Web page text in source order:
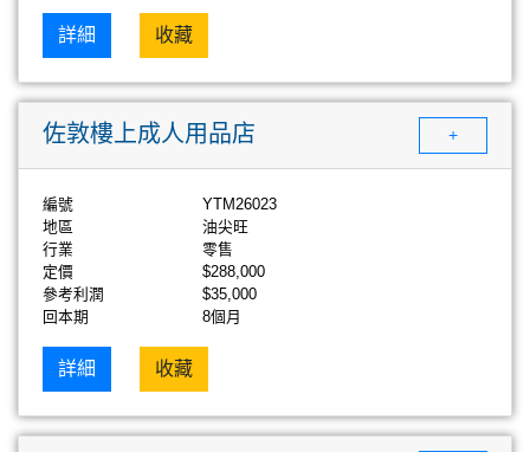
詳細 收藏
佐敦樓上成人用品店 +
編號
YTM26023
地區
油尖旺
行業
零售
定價
$288,000
參考利潤
$35,000
回本期
8個月
詳細 收藏